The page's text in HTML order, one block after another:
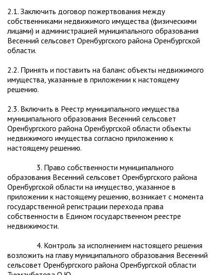
2.1. Заключить договор пожертвования между
собственниками недвижимого имущества (физическими
лицами) и администрацией муниципального образования
Весенний сельсовет Оренбургского района Оренбургской
области.
2.2. Принять и поставить на баланс объекты недвижимого
имущества, указанные в приложении к настоящему
решению.
2.3. Включить в Реестр муниципального имущества
муниципального образования Весенний сельсовет
Оренбургского района Оренбургской области объекты
недвижимого имущества согласно приложению к
настоящему решению.
3. Право собственности муниципального
образования Весенний сельсовет Оренбургского района
Оренбургской области на имущество, указанное в
приложении к настоящему решению, возникает с момента
государственной регистрации перехода права
собственности в Едином государственном реестре
недвижимости.
4. Контроль за исполнением настоящего решения
возложить на главу муниципального образования Весенний
сельсовет Оренбургского района Оренбургской области